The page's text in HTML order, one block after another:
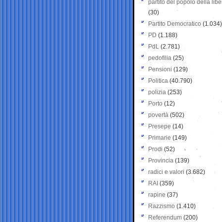
partito del popolo della
(30)
Partito Democratico (1.034)
PD (1.188)
PdL (2.781)
pedofilia (25)
Pensioni (129)
Politica (40.790)
polizia (253)
Porto (12)
povertà (502)
Presepe (14)
Primarie (149)
Prodi (52)
Provincia (139)
radici e valori (3.682)
RAI (359)
rapine (37)
Razzismo (1.410)
Referendum (200)